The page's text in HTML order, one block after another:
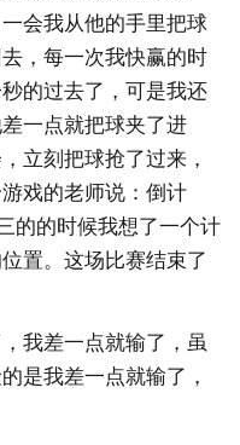
会我从他的手里把球
，每一次我快赢的时
的过去了，可是我还
一点就把球夹了进
立刻把球抢了过来，
戏的老师说：倒计
的的时候我想了一个计
置。这场比赛结束了
我差一点就输了，虽
是我差一点就输了，